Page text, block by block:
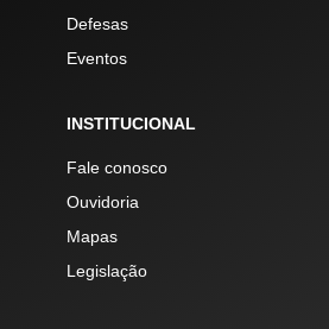
Defesas
Eventos
INSTITUCIONAL
Fale conosco
Ouvidoria
Mapas
Legislação